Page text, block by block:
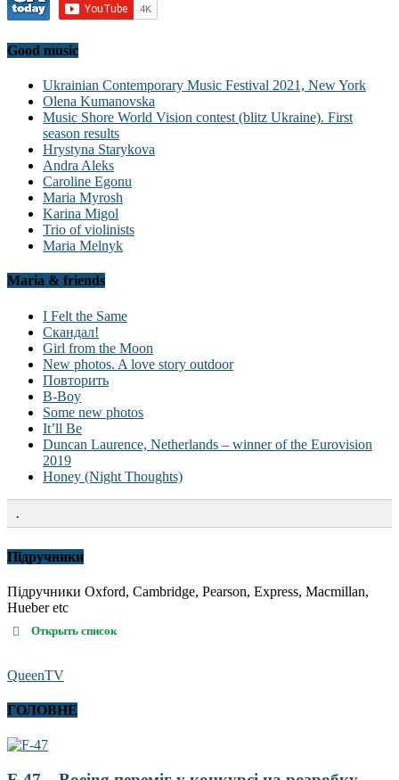
Good music
Ukrainian Contemporary Music Festival 2021, New York
Olena Kumanovska
Music Shore World Vision contest (blitz Ukraine). First
season results
Hrystyna Starykova
Andra Aleks
Caroline Egonu
Maria Myrosh
Karina Migol
Trio of violinists
Maria Melnyk
Maria & friends
I Felt the Same
Скандал!
Girl from the Moon
New photos. A love story outdoor
Повторить
B-Boy
Some new photos
It’ll Be
Duncan Laurence, Netherlands – winner of the Eurovision
2019
Honey (Night Thoughts)
.
Підручники
Підручники Oxford, Cambridge, Pearson, Express, Macmillan,
Hueber etc
Открыть список
QueenTV
ГОЛОВНЕ